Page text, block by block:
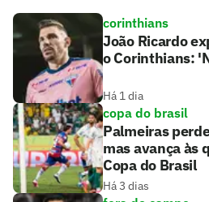
corinthians
João Ricardo
o Corinthians:
Há 1 dia
copa do brasil
Palmeiras
mas avança às
Copa do Brasil
Há 3 dias